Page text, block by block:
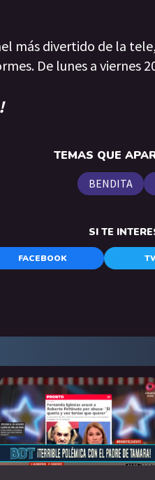
más divertido de la
De lunes a viernes
TEMAS QUE
BENDITA
SI TE
FACEBOOK